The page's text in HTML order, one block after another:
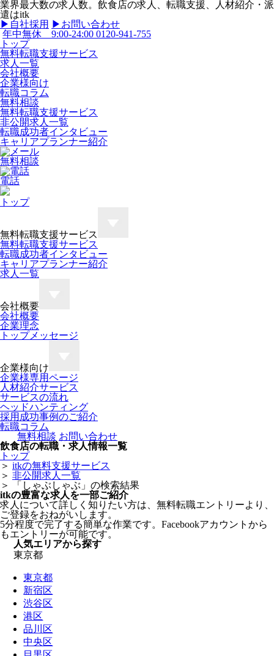
業界最大数の求人数。飲食店の求人、転職支援、人材紹介・派
遣はitk
▶︎自社採用 ▶︎お問い合わせ
年中無休 9:00-24:00 0120-941-755
トップ
無料転職支援サービス
求人一覧
会社概要
企業様向け
転職コラム
無料相談
無料転職支援サービス
非公開求人一覧
転職成功者インタビュー
キャリアプランナー紹介
無料相談
電話
トップ
無料転職支援サービス
無料転職支援サービス
転職成功者インタビュー
キャリアプランナー紹介
求人一覧
会社概要
会社概要
企業理念
トップメッセージ
企業様向け
企業様専用ページ
人材紹介サービス
サービスの流れ
ヘッドハンティング
採用成功事例のご紹介
転職コラム
無料相談 お問い合わせ
飲食店の転職・求人情報一覧
トップ
＞ itkの無料支援サービス
＞ 非公開求人一覧
＞
「しゃぶしゃぶ」の検索結果
itkの豊富な求人を一部ご紹介
求人について詳しく知りたい方は、無料転職エントリーより、
ご登録をおねがいします。
5分程度で完了する簡単な作業です。Facebookアカウントから
もエントリーが可能です。
人気エリアから探す
東京都
東京都
新宿区
渋谷区
港区
品川区
中央区